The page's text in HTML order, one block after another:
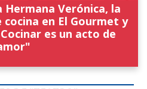
Hermana Verónica, la
en El Gourmet y
es un acto de